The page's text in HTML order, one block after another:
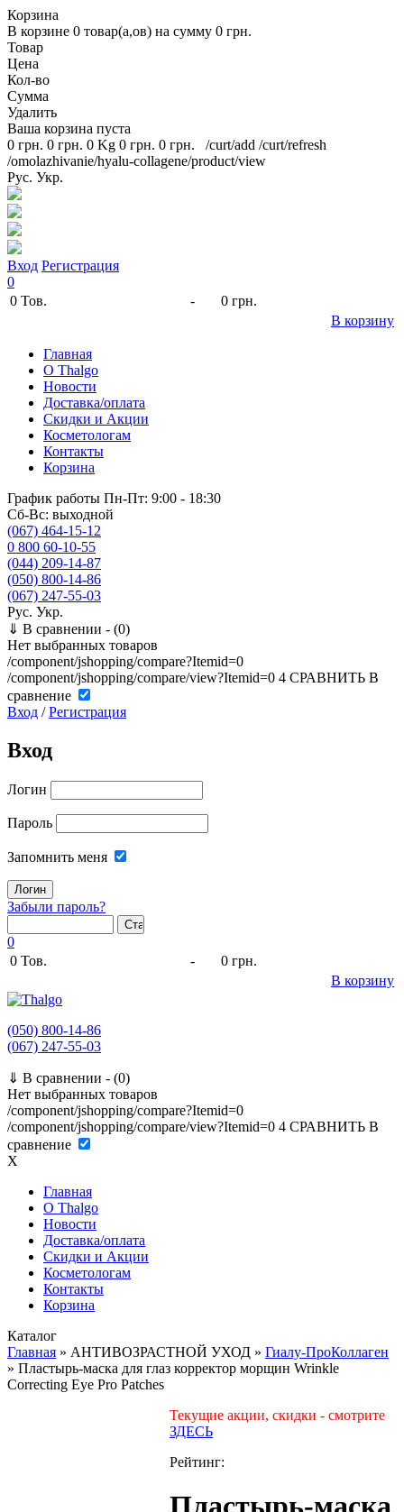
Корзина
В корзине 0 товар(а,ов) на сумму 0 грн.
Товар
Цена
Кол-во
Сумма
Удалить
Ваша корзина пуста
0 грн. 0 грн. 0 Kg 0 грн. 0 грн. /curt/add /curt/refresh
/omolazhivanie/hyalu-collagene/product/view
Рус. Укр.
Вход Регистрация
0
0 Тов. -
0 грн.
В корзину
Главная
O Thalgo
Новости
Доставка/оплата
Скидки и Акции
Косметологам
Контакты
Корзина
График работы Пн-Пт: 9:00 - 18:30
Сб-Вс: выходной
(067) 464-15-12
0 800 60-10-55
(044) 209-14-87
(050) 800-14-86
(067) 247-55-03
Рус. Укр.
⇓ В сравнении - (0)
Нет выбранных товаров
/component/jshopping/compare?Itemid=0
/component/jshopping/compare/view?Itemid=0 4 СРАВНИТЬ В
сравнение
Вход /Регистрация
Вход
Логин
Пароль
Запомнить меня
Забыли пароль?
0
0 Тов. -
0 грн.
В корзину
(050) 800-14-86
(067) 247-55-03
⇓ В сравнении - (0)
Нет выбранных товаров
/component/jshopping/compare?Itemid=0
/component/jshopping/compare/view?Itemid=0 4 СРАВНИТЬ В
сравнение
X
Главная
O Thalgo
Новости
Доставка/оплата
Скидки и Акции
Косметологам
Контакты
Корзина
Каталог
Главная » АНТИВОЗРАСТНОЙ УХОД » Гиалу-ПроКоллаген
» Пластырь-маска для глаз корректор морщин Wrinkle
Correcting Eye Pro Patches
Текущие акции, скидки - смотрите
ЗДЕСЬ
Рейтинг: